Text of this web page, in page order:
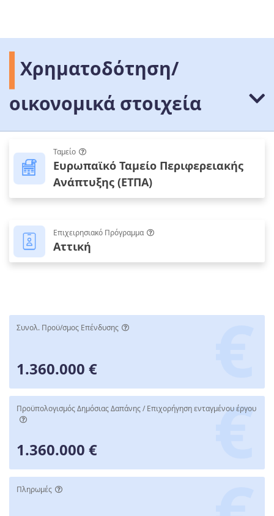
Χρηματοδότηση/
οικονομικά στοιχεία
Ταμείο
Ευρωπαϊκό Ταμείο Περιφερειακής
Ανάπτυξης (ΕΤΠΑ)
Επιχειρησιακό Πρόγραμμα
Αττική
Συνολ. Προϋ/σμος Επένδυσης
1.360.000 €
Προϋπολογισμός Δημόσιας Δαπάνης / Επιχορήγηση ενταγμένου έργου
1.360.000 €
Πληρωμές